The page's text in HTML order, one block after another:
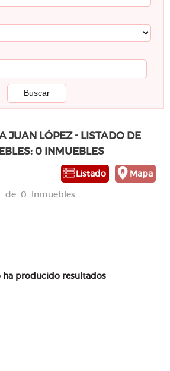
JUAN LÓPEZ - LISTADO DE
0 INMUEBLES
Mapa
Listado
0 Inmuebles
ha producido resultados